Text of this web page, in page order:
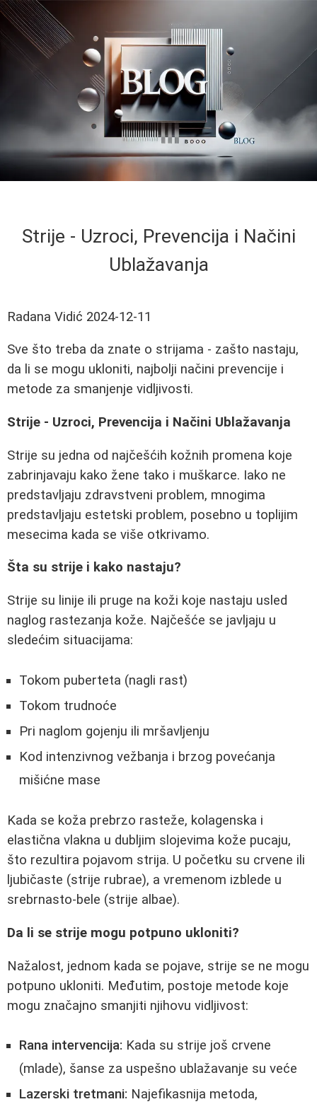
Strije - Uzroci, Prevencija i Načini
Ublažavanja
Radana Vidić 2024-12-11
Sve što treba da znate o strijama - zašto nastaju,
da li se mogu ukloniti, najbolji načini prevencije i
metode za smanjenje vidljivosti.
Strije - Uzroci, Prevencija i Načini Ublažavanja
Strije su jedna od najčešćih kožnih promena koje
zabrinjavaju kako žene tako i muškarce. Iako ne
predstavljaju zdravstveni problem, mnogima
predstavljaju estetski problem, posebno u toplijim
mesecima kada se više otkrivamo.
Šta su strije i kako nastaju?
Strije su linije ili pruge na koži koje nastaju usled
naglog rastezanja kože. Najčešće se javljaju u
sledećim situacijama:
Tokom puberteta (nagli rast)
Tokom trudnoće
Pri naglom gojenju ili mršavljenju
Kod intenzivnog vežbanja i brzog povećanja
mišićne mase
Kada se koža prebrzo rasteže, kolagenska i
elastična vlakna u dubljim slojevima kože pucaju,
što rezultira pojavom strija. U početku su crvene ili
ljubičaste (strije rubrae), a vremenom izblede u
srebrnasto-bele (strije albae).
Da li se strije mogu potpuno ukloniti?
Nažalost, jednom kada se pojave, strije se ne mogu
potpuno ukloniti. Međutim, postoje metode koje
mogu značajno smanjiti njihovu vidljivost:
Rana intervencija: Kada su strije još crvene
(mlade), šanse za uspešno ublažavanje su veće
Lazerski tretmani: Najefikasnija metoda,